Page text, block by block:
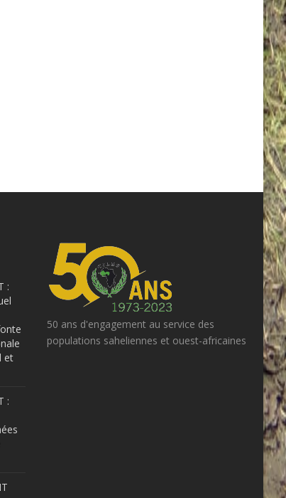
:
et
:
50 ans d'engagement au service des
populations saheliennes et ouest-africaines